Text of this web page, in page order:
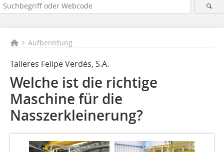
Aufbereitung
Talleres Felipe Verdés, S.A.
Welche ist die richtige
Maschine für die
Nasszerkleinerung?